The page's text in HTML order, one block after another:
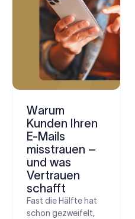
Warum
Kunden Ihren
E-Mails
misstrauen –
und was
Vertrauen
schafft
Fast die Hälfte hat
schon gezweifelt,